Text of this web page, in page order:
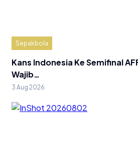
Sepakbola
Kans Indonesia Ke Semifinal
Wajib…
3 Aug 2026